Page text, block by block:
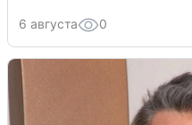
6 августа 0